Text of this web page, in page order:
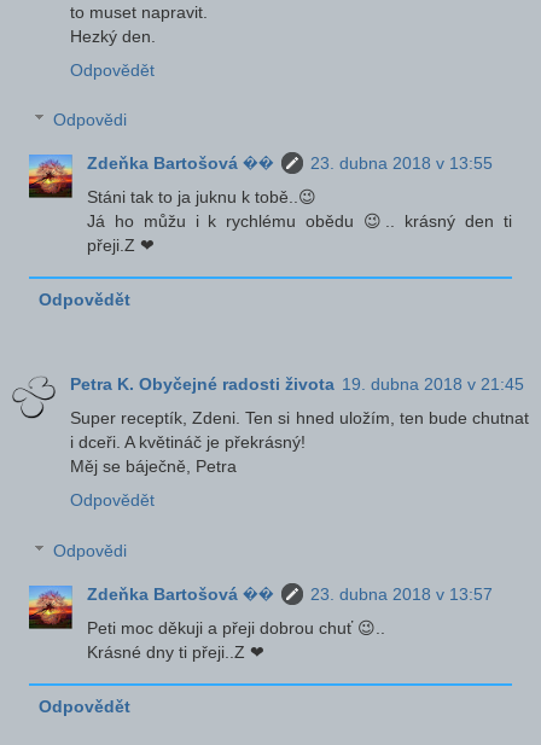
to muset napravit.
Hezký den.
Odpovědět
Odpovědi
Zdeňka Bartošová ��
23. dubna 2018 v 13:55
Stáni tak to ja juknu k tobě..😉
Já ho můžu i k rychlému obědu 😉.. krásný den ti
přeji.Z ❤
Odpovědět
Petra K. Obyčejné radosti života 19. dubna 2018 v 21:45
Super receptík, Zdeni. Ten si hned uložím, ten bude chutnat
i dceři. A květináč je překrásný!
Měj se báječně, Petra
Odpovědět
Odpovědi
Zdeňka Bartošová ��
23. dubna 2018 v 13:57
Peti moc děkuji a přeji dobrou chuť 😉..
Krásné dny ti přeji..Z ❤
Odpovědět